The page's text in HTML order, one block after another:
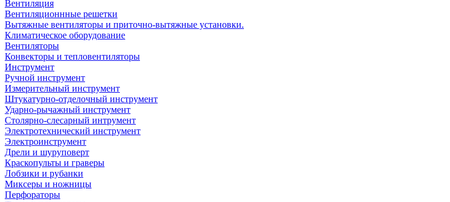
Вентиляция
Вентиляционнные решетки
Вытяжные вентиляторы и приточно-вытяжные установки.
Климатическое оборудование
Вентиляторы
Конвекторы и тепловентиляторы
Инструмент
Ручной инструмент
Измерительный инструмент
Штукатурно-отделочный инструмент
Ударно-рычажный инструмент
Столярно-слесарный интрумент
Электротехнический инструмент
Электроинструмент
Дрели и шуруповерт
Краскопульты и граверы
Лобзики и рубанки
Миксеры и ножницы
Перфораторы